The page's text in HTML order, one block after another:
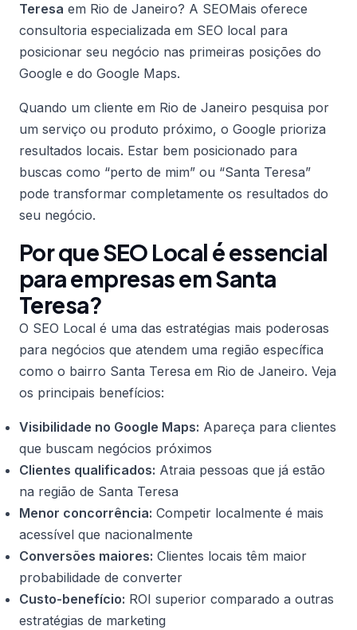
Teresa em Rio de Janeiro? A SEOMais oferece
consultoria especializada em SEO local para
posicionar seu negócio nas primeiras posições do
Google e do Google Maps.
Quando um cliente em Rio de Janeiro pesquisa por
um serviço ou produto próximo, o Google prioriza
resultados locais. Estar bem posicionado para
buscas como “perto de mim” ou “Santa Teresa”
pode transformar completamente os resultados do
seu negócio.
Por que SEO Local é essencial
para empresas em Santa
Teresa?
O SEO Local é uma das estratégias mais poderosas
para negócios que atendem uma região específica
como o bairro Santa Teresa em Rio de Janeiro. Veja
os principais benefícios:
Visibilidade no Google Maps: Apareça para clientes
que buscam negócios próximos
Clientes qualificados: Atraia pessoas que já estão
na região de Santa Teresa
Menor concorrência: Competir localmente é mais
acessível que nacionalmente
Conversões maiores: Clientes locais têm maior
probabilidade de converter
Custo-benefício: ROI superior comparado a outras
estratégias de marketing